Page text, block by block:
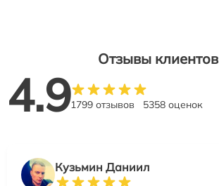
Отзывы клиентов
4.91799 отзывов 5358 оценок
Кузьмин Даниил